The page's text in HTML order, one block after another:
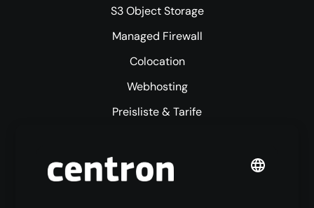
S3 Object Storage
Managed Firewall
Colocation
Webhosting
Preisliste & Tarife
Mehr centron